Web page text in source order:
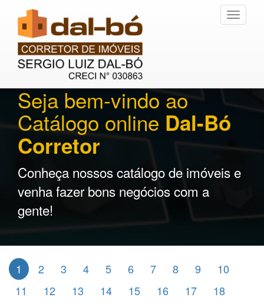
Toggle
Seja bem-vindo ao
Catálogo online Dal-Bó
Corretor
Conheça nossos catálogo de imóveis e
venha fazer bons negócios com a
gente!
1 2 3 4 5 6 7 8 9
10
11
12 13 14 15 16 17
18